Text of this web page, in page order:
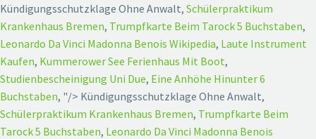
Kündigungsschutzklage Ohne Anwalt, Schülerpraktikum
Krankenhaus Bremen, Trumpfkarte Beim Tarock 5 Buchstaben,
Leonardo Da Vinci Madonna Benois Wikipedia, Laute Instrument
Kaufen, Kummerower See Ferienhaus Mit Boot,
Studienbescheinigung Uni Due, Eine Anhöhe Hinunter 6
Buchstaben, "/> Kündigungsschutzklage Ohne Anwalt,
Schülerpraktikum Krankenhaus Bremen, Trumpfkarte Beim
Tarock 5 Buchstaben, Leonardo Da Vinci Madonna Benois